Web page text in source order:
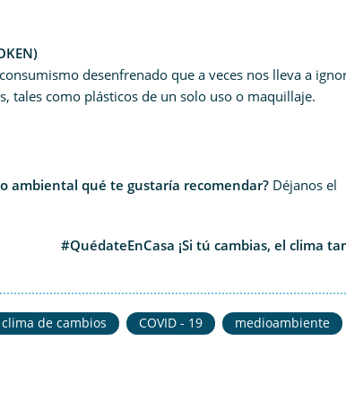
desenfrenado que a veces nos lleva a
tales como plásticos de un solo uso o maquillaje.
ambiental qué te gustaría recomendar? Déjanos el
#QuédateEnCasa ¡Si tú cambias, el clima
clima de cambios COVID - 19
medioambiente